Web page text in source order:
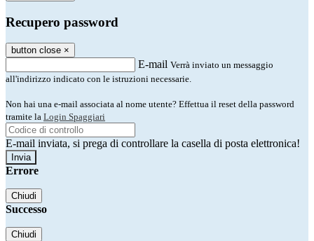
Recupero password
button close ×
E-mail Verrà inviato un messaggio
all'indirizzo indicato con le istruzioni necessarie.
Non hai una e-mail associata al nome utente? Effettua il reset della password
tramite la Login Spaggiari
E-mail inviata, si prega di controllare la casella di posta elettronica!
Errore
Chiudi
Successo
Chiudi